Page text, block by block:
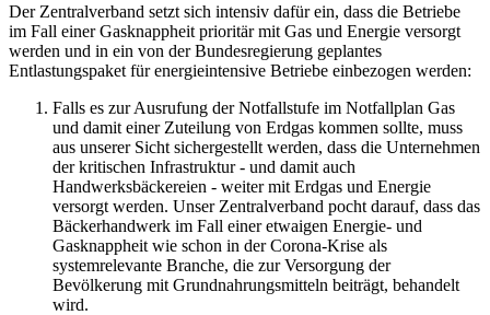
Der Zentralverband setzt sich intensiv dafür ein, dass die Betriebe
im Fall einer Gasknappheit prioritär mit Gas und Energie versorgt
werden und in ein von der Bundesregierung geplantes
Entlastungspaket für energieintensive Betriebe einbezogen werden:
Falls es zur Ausrufung der Notfallstufe im Notfallplan Gas
und damit einer Zuteilung von Erdgas kommen sollte, muss
aus unserer Sicht sichergestellt werden, dass die Unternehmen
der kritischen Infrastruktur - und damit auch
Handwerksbäckereien - weiter mit Erdgas und Energie
versorgt werden. Unser Zentralverband pocht darauf, dass das
Bäckerhandwerk im Fall einer etwaigen Energie- und
Gasknappheit wie schon in der Corona-Krise als
systemrelevante Branche, die zur Versorgung der
Bevölkerung mit Grundnahrungsmitteln beiträgt, behandelt
wird.